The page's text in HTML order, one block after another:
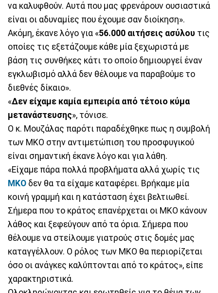
να καλυφθούν. Αυτά που μας φρενάρουν ουσιαστικά
είναι οι αδυναμίες που έχουμε σαν διοίκηση».
Ακόμη, έκανε λόγο για «56.000 αιτήσεις ασύλου τις
οποίες τις εξετάζουμε κάθε μία ξεχωριστά με
βάση τις συνθήκες κάτι το οποίο δημιουργεί έναν
εγκλωβισμό αλλά δεν θέλουμε να παραβούμε το
διεθνές δίκαιο».
«Δεν είχαμε καμία εμπειρία από τέτοιο κύμα
μετανάστευσης», τόνισε.
Ο κ. Μουζάλας παρότι παραδέχθηκε πως η συμβολή
των ΜΚΟ στην αντιμετώπιση του προσφυγικού
είναι σημαντική έκανε λόγο και για λάθη.
«Είχαμε πάρα πολλά προβλήματα αλλά χωρίς τις
ΜΚΟ δεν θα τα είχαμε καταφέρει. Βρήκαμε μία
κοινή γραμμή και η κατάσταση έχει βελτιωθεί.
Σήμερα που το κράτος επανέρχεται οι ΜΚΟ κάνουν
λάθος και ξεφεύγουν από τα όρια. Σήμερα που
θέλουμε να στείλουμε γιατρούς στις δομές μας
καταγγέλλουν. Ο ρόλος των ΜΚΟ θα περιορίζεται
όσο οι ανάγκες καλύπτονται από το κράτος», είπε
χαρακτηριστικά.